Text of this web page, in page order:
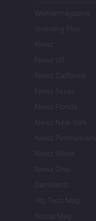
Womanmagazine
Investing Plus
Newz
Newz US
Newz California
Newz Texas
Newz Florida
Newz New York
Newz Pennsylvania
Newz Illinois
Newz Ohio
Gameland
Hig Tech Mag
Scoop Mag